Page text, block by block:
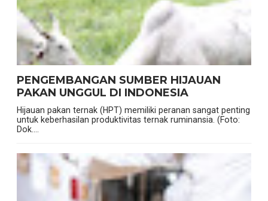
PENGEMBANGAN SUMBER HIJAUAN
PAKAN UNGGUL DI INDONESIA
Hijauan pakan ternak (HPT) memiliki peranan sangat penting
untuk keberhasilan produktivitas ternak ruminansia. (Foto:
Dok....